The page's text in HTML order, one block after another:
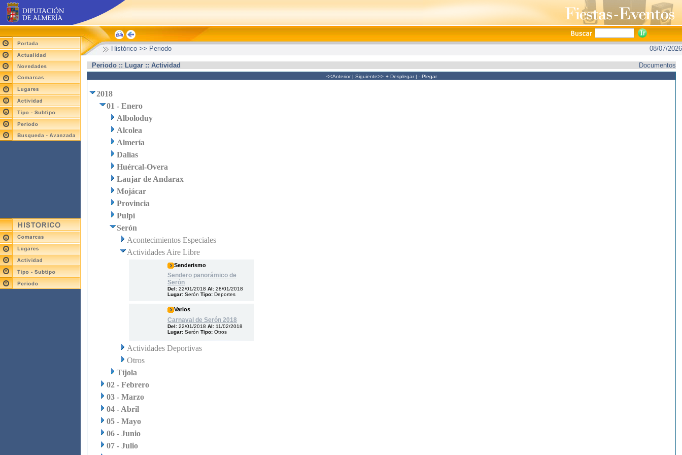
Histórico >> Periodo 08/07/2026
Periodo :: Lugar :: Actividad Documentos
<<Anterior| Siguiente>> + Desplegar| - Plegar
2018
01 - Enero
Alboloduy
Alcolea
Almería
Dalías
Huércal-Overa
Laujar de Andarax
Mojácar
Provincia
Pulpí
Serón
Acontecimientos Especiales
Actividades Aire Libre
Senderismo
Sendero panorámico de
Serón
Del: 22/01/2018 Al: 28/01/2018
Lugar: Serón Tipo: Deportes
Varios
Carnaval de Serón 2018
Del: 22/01/2018 Al: 11/02/2018
Lugar: Serón Tipo: Otros
Actividades Deportivas
Otros
Tíjola
02 - Febrero
03 - Marzo
04 - Abril
05 - Mayo
06 - Junio
07 - Julio